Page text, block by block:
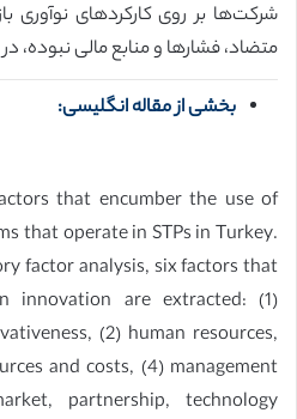
شرکت‌ها بر روی کارکردهای نوآوری
متضاد، فشارها و منابع مالی نبوده،
بخشی از مقاله انگلیسی:
that encumber the use of
that operate in STPs in Turkey.
factor analysis, six factors that
innovation are extracted: (1)
(2) human resources,
and costs, (4) management
partnership, technology